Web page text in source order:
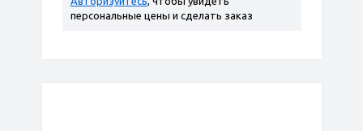
персональные цены и сделать заказ